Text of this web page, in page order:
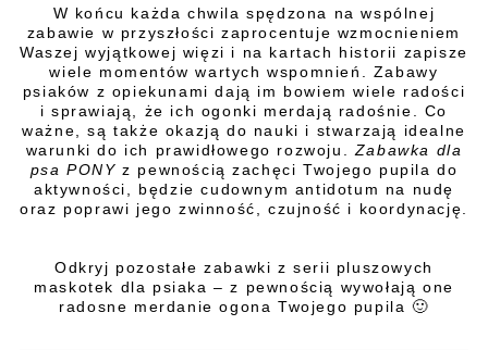
W końcu każda chwila spędzona na wspólnej
zabawie w przyszłości zaprocentuje wzmocnieniem
Waszej wyjątkowej więzi i na kartach historii zapisze
wiele momentów wartych wspomnień. Zabawy
psiaków z opiekunami dają im bowiem wiele radości
i sprawiają, że ich ogonki merdają radośnie. Co
ważne, są także okazją do nauki i stwarzają idealne
warunki do ich prawidłowego rozwoju. Zabawka dla
psa PONY z pewnością zachęci Twojego pupila do
aktywności, będzie cudownym antidotum na nudę
oraz poprawi jego zwinność, czujność i koordynację.
Odkryj pozostałe zabawki z serii pluszowych
maskotek dla psiaka – z pewnością wywołają one
radosne merdanie ogona Twojego pupila 🙂